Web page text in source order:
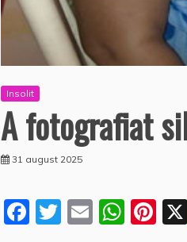
Insolit
A fotografiat
31 august 2025
F
T
E
W Pi